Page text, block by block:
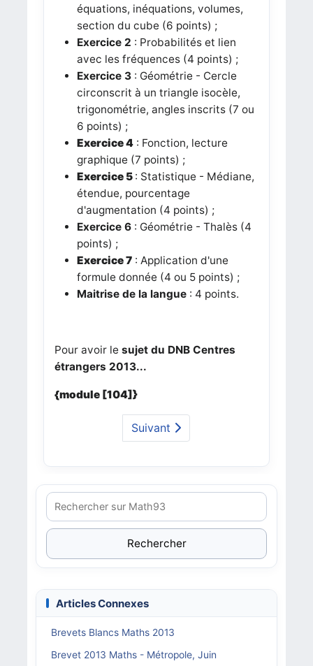
équations, inéquations, volumes,
section du cube (6 points) ;
Exercice 2 : Probabilités et lien
avec les fréquences (4 points) ;
Exercice 3: Géométrie - Cercle
circonscrit à un triangle isocèle,
trigonométrie, angles inscrits (7 ou
6 points) ;
Exercice 4 : Fonction, lecture
graphique (7 points) ;
Exercice 5 : Statistique - Médiane,
étendue, pourcentage
d'augmentation (4 points) ;
Exercice 6: Géométrie - Thalès (4
points) ;
Exercice 7 : Application d'une
formule donnée (4 ou 5 points) ;
Maitrise de la langue: 4 points.
Pour avoir le sujet du DNB Centres
étrangers 2013...
{module [104]}
Suivant
Rechercher
Articles Connexes
Brevets Blancs Maths 2013
Brevet 2013 Maths - Métropole, Juin